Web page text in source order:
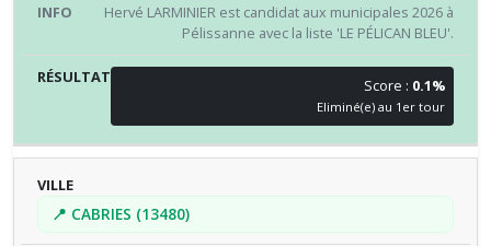
Hervé LARMINIER est candidat aux municipales 2026 à
Pélissanne avec la liste 'LE PÉLICAN BLEU'.
Score : 0.1%
Eliminé(e) au 1er tour
📍 CABRIES (13480)